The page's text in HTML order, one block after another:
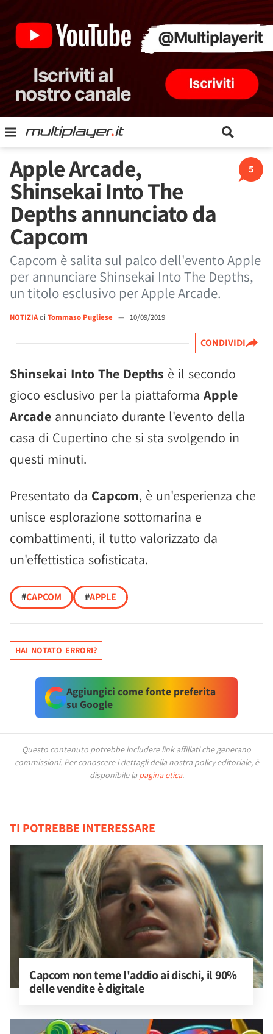
5
Apple Arcade,
Shinsekai Into The
Depths annunciato da
Capcom
Capcom è salita sul palco dell'evento Apple
per annunciare Shinsekai Into The Depths,
un titolo esclusivo per Apple Arcade.
NOTIZIAdi Tommaso Pugliese — 10/09/2019
CONDIVIDI
Shinsekai Into The Depths è il secondo
gioco esclusivo per la piattaforma Apple
Arcade annunciato durante l'evento della
casa di Cupertino che si sta svolgendo in
questi minuti.
Presentato da Capcom, è un'esperienza che
unisce esplorazione sottomarina e
combattimenti, il tutto valorizzato da
un'effettistica sofisticata.
#CAPCOM #APPLE
HAI NOTATO ERRORI?
Aggiungici come fonte preferita
su Google
Questo contenuto potrebbe includere link affiliati che generano
commissioni. Per conoscere i dettagli della nostra policy editoriale, è
disponibile la pagina etica.
TI POTREBBE INTERESSARE
Capcom non teme l'addio ai dischi, il 90%
delle vendite è digitale